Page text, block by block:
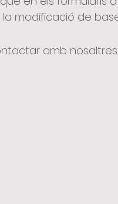
modificació de
amb